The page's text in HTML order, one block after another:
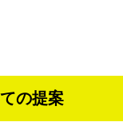
の提案